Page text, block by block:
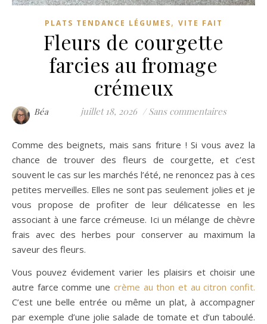
PLATS TENDANCE LÉGUMES, VITE FAIT
Fleurs de courgette
farcies au fromage
crémeux
Béa juillet 18, 2026 / Sans commentaires
Comme des beignets, mais sans friture ! Si vous avez la
chance de trouver des fleurs de courgette, et c’est
souvent le cas sur les marchés l’été, ne renoncez pas à ces
petites merveilles. Elles ne sont pas seulement jolies et je
vous propose de profiter de leur délicatesse en les
associant à une farce crémeuse. Ici un mélange de chèvre
frais avec des herbes pour conserver au maximum la
saveur des fleurs.
Vous pouvez évidement varier les plaisirs et choisir une
autre farce comme une crème au thon et au citron confit.
C’est une belle entrée ou même un plat, à accompagner
par exemple d’une jolie salade de tomate et d’un taboulé.